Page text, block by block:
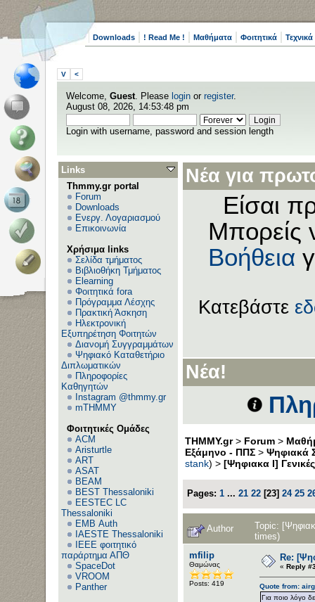
Downloads ! Read Me ! Μαθήματα Φοιτητικά
V <
Welcome, Guest. Please login or register.
August 08, 2026, 14:53:48 pm
Login with username, password and session length
Links
Thmmy.gr portal
Forum
Downloads
Ενεργ. Λογαριασμού
Επικοινωνία
Χρήσιμα links
Σελίδα τμήματος
Βιβλιοθήκη Τμήματος
Elearning
Φοιτητικά fora
Πρόγραμμα Λέσχης
Πρακτική Άσκηση
Ηλεκτρονική
Εξυπηρέτηση Φοιτητών
Διανομή Συγγραμμάτων
Ψηφιακό Καταθετήριο
Διπλωματικών
Πληροφορίες
Καθηγητών
Instagram @thmmy.gr
mTHMMY
Φοιτητικές Ομάδες
ACM
Aristurtle
ART
ASAT
BEAM
BEST Thessaloniki
EESTEC LC
Thessaloniki
EΜΒ Auth
IAESTE Thessaloniki
IEEE φοιτητικό
παράρτημα ΑΠΘ
SpaceDot
VROOM
Panther
Νέα για
Είσαι
Μπορείς
Βοήθεια
Κατεβάστε
Νέα!
THMMY.gr> Forum >
Εξάμηνο - ΠΠΣ > Ψηφιακά
stank) > [Ψηφιακα Ι]
Pages: 1 ... 21 22 [23] 24 25
Author
Topic:
times)
mfilip
Θαμώνας
Posts: 419
Re:
« Reply
Quote from:
Για ποιο λόγο